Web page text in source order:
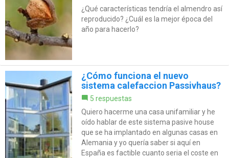
¿Qué características tendría el almendro así
reproducido? ¿Cuál es la mejor época del
año para hacerlo?
¿Cómo funciona el nuevo
sistema calefaccion Passivhaus?
5 respuestas
Quiero hacerme una casa unifamiliar y he
oído hablar de este sistema pasive house
que se ha implantado en algunas casas en
Alemania y yo quería saber si aquí en
España es factible cuanto seria el coste en